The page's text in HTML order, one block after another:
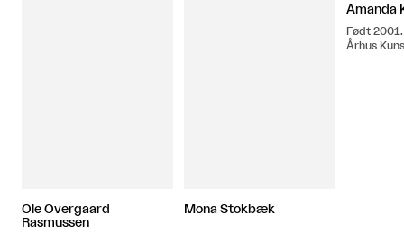
Ole Overgaard
Rasmussen
Mona Stokbæk
Amanda
Født
Århus